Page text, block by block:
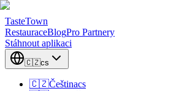
TasteTown
RestauraceBlogPro Partnery
Stáhnout aplikaci
🇨🇿cs
🇨🇿Češtinacs